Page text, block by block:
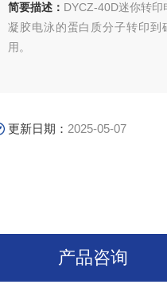
简要描述： DYCZ-40D迷你转
凝胶电泳的蛋白质分子转印到
用。
更新日期： 2025-05-07
产品咨询